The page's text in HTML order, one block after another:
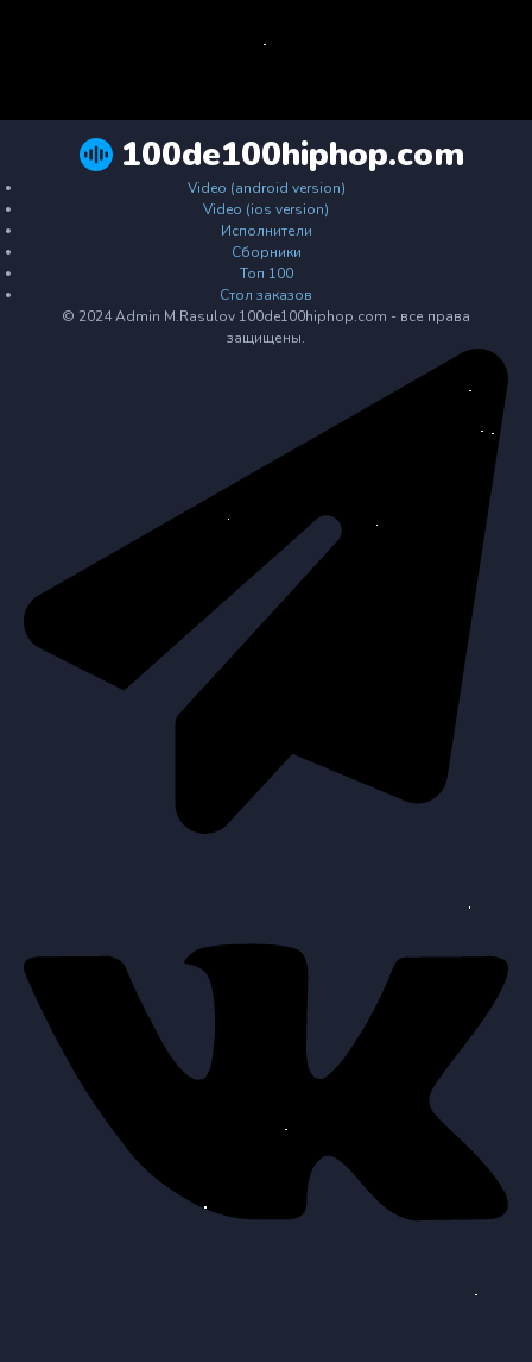
100de100hiphop.com
Video (android version)
Video (ios version)
Исполнители
Сборники
Топ 100
Стол заказов
© 2024 Admin M.Rasulov 100de100hiphop.com - все права
защищены.